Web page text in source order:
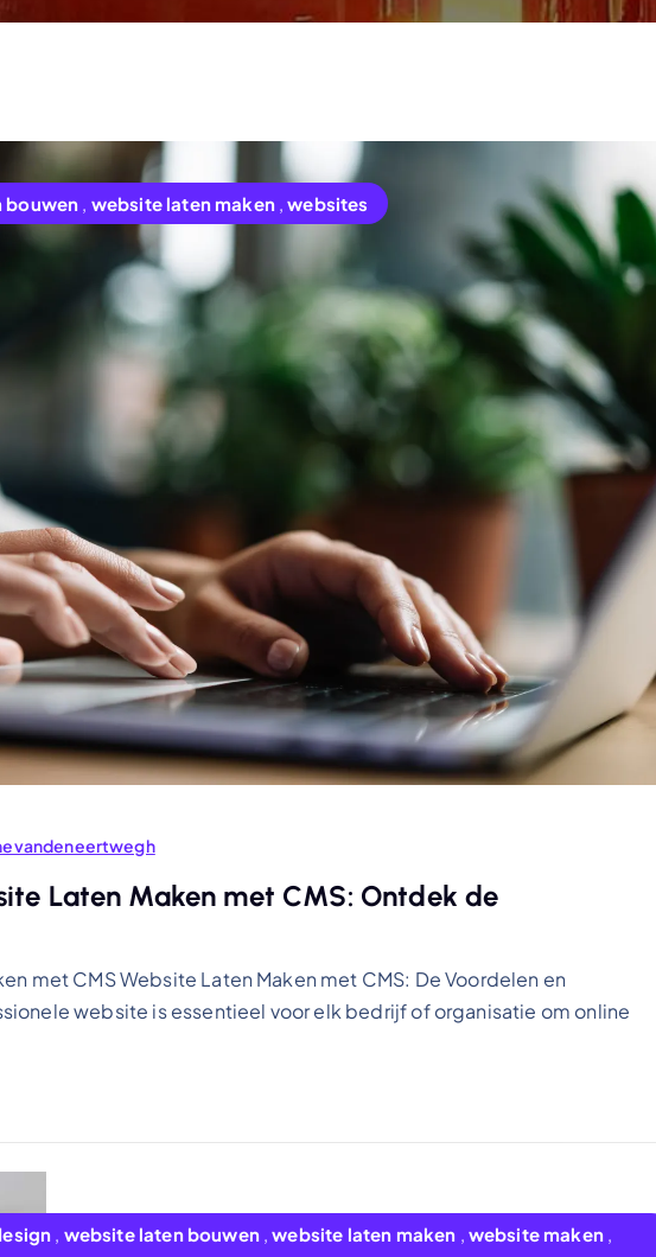
bouwen , website laten maken,websites
Laten Maken met CMS: Ontdek de
met CMS Website Laten Maken met CMS: De Voordelen en
website is essentieel voor elk bedrijf of organisatie om online
website laten bouwen,website laten maken website maken,